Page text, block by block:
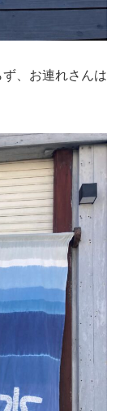
、お連れさんは